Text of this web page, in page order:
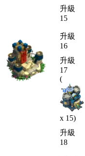
升級
15
升級
16
升級
17
(
x 15)
升級
18